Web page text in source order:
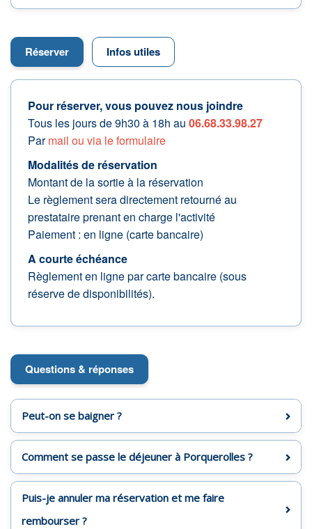
Réserver Infos utiles
Pour réserver, vous pouvez nous joindre
Tous les jours de 9h30 à 18h au 06.68.33.98.27
Parmail ou via le formulaire
Modalités de réservation
Montant de la sortie à la réservation
Le règlement sera directement retourné au
prestataire prenant en charge l'activité
Paiement : en ligne (carte bancaire)
A courte échéance
Règlement en ligne par carte bancaire (sous
réserve de disponibilités).
Questions & réponses
Peut-on se baigner ?
Comment se passe le déjeuner à Porquerolles ?
Puis-je annuler ma réservation et me faire
rembourser ?